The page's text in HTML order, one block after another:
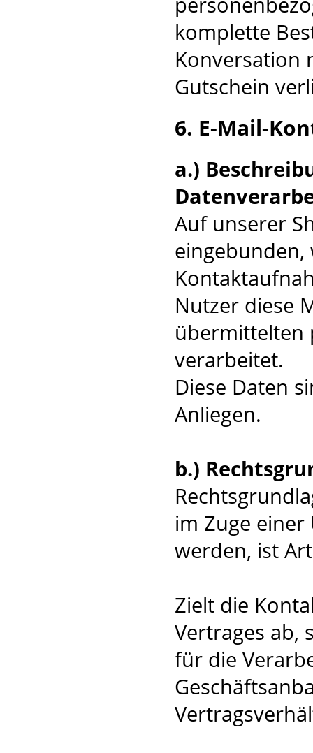
komplette
Konversation
Gutschein
6. E-Mail-
a.)
Auf unserer
eingebunden,
Nutzer diese
übermittelten
verarbeitet.
Diese Daten
Anliegen.
b.)
im Zuge
werden, ist
Zielt die
Vertrages ab,
für die